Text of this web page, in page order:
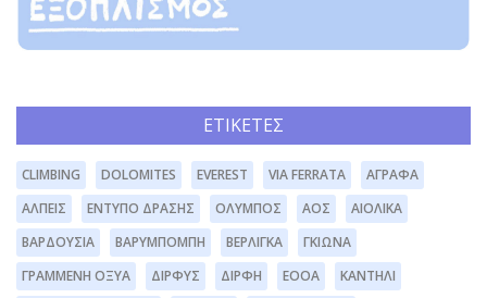
ΕΤΙΚΈΤΕΣ
CLIMBING DOLOMITES EVEREST VIA FERRATA
ΆΓΡΑΦΑ
ΆΛΠΕΙΣ
ΈΝΤΥΠΟ ΔΡΆΣΗΣ ΌΛΥΜΠΟΣ ΑΟΣ
ΑΙΟΛΙΚΆ
ΒΑΡΔΟΎΣΙΑ
ΒΑΡΥΜΠΌΜΠΗ ΒΕΡΛΊΓΚΑ
ΓΚΙΏΝΑ
ΓΡΑΜΜΈΝΗ ΟΞΥΆ
ΔΊΡΦΥΣ ΔΙΡΦΗ ΕΟΟΑ
ΚΑΝΤΉΛΙ